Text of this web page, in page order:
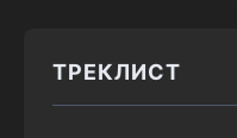
ТРЕКЛИСТ